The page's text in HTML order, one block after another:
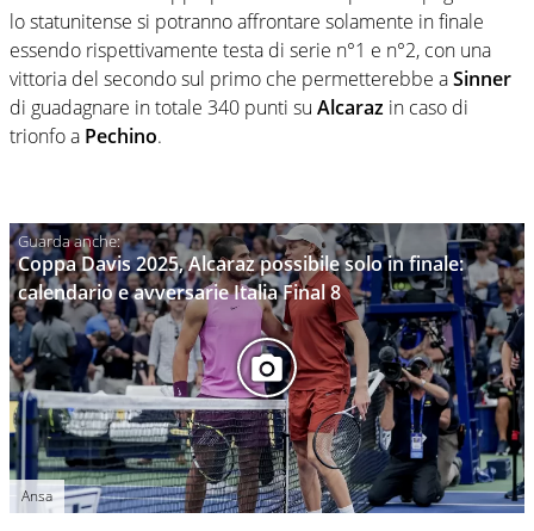
lo statunitense si potranno affrontare solamente in finale
essendo rispettivamente testa di serie n°1 e n°2, con una
vittoria del secondo sul primo che permetterebbe aSinner
di guadagnare in totale 340 punti su Alcaraz in caso di
trionfo a Pechino.
Coppa Davis 2025, Alcaraz possibile solo in finale:
calendario e avversarie Italia Final 8
Ansa